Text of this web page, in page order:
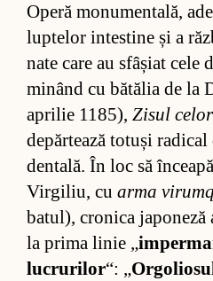
Operă mo­nu­men­ta­lă,
lup­te­lor in­tes­tine și a
nate care au sfâșiat cele
minând cu bă­tă­lia de la
apri­lie 1185), Zi­sul
de­păr­tează to­tuși
den­ta­lă. În loc să
Vir­gi­liu, cu arma
ba­tul), cro­nica ja­po­neză
la prima li­nie „
lu­cru­ri­lor“: „